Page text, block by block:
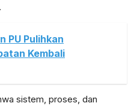
PU Pulihkan
Kembali
sistem, proses, dan